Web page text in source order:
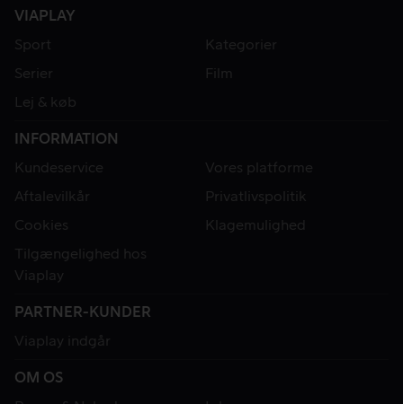
VIAPLAY
Sport
Kategorier
Serier
Film
Lej & køb
INFORMATION
Kundeservice
Vores platforme
Aftalevilkår
Privatlivspolitik
Cookies
Klagemulighed
Tilgængelighed hos
Viaplay
PARTNER-KUNDER
Viaplay indgår
OM OS